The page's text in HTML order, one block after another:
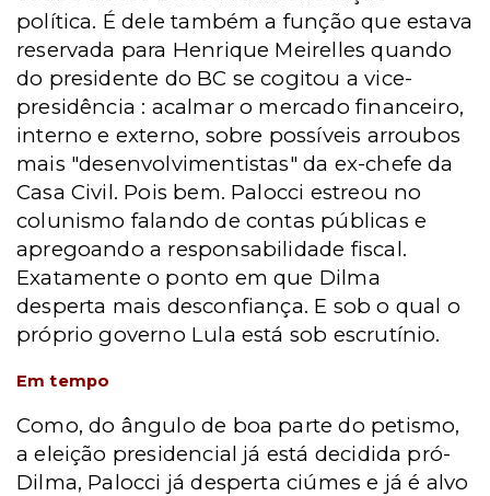
política. É dele também a função que estava
reservada para Henrique Meirelles quando
do presidente do BC se cogitou a vice-
presidência : acalmar o mercado financeiro,
interno e externo, sobre possíveis arroubos
mais "desenvolvimentistas" da ex-chefe da
Casa Civil. Pois bem. Palocci estreou no
colunismo falando de contas públicas e
apregoando a responsabilidade fiscal.
Exatamente o ponto em que Dilma
desperta mais desconfiança. E sob o qual o
próprio governo Lula está sob escrutínio.
Em tempo
Como, do ângulo de boa parte do petismo,
a eleição presidencial já está decidida pró-
Dilma, Palocci já desperta ciúmes e já é alvo